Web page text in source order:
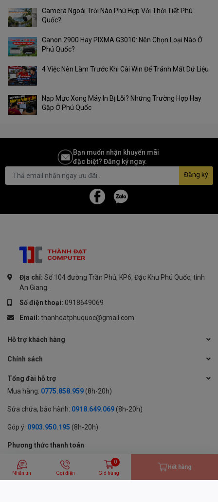
Camera Ngoài Trời Nào Phù Hợp Với Thời Tiết Phú
Quốc?
Canon 2900 Hay PIXMA G3010: Nên Chọn Loại Nào Ở
Phú Quốc?
4 Việc Nên Làm Trước Khi Cài Win Để Tránh Mất Dữ Liệu
Nạp Mực Xong Máy In Bị Lỗi? Những Trường Hợp Hay
Gặp Ở Phú Quốc
Bạn muốn nhận khuyến mãi
đặc biệt? Đăng ký ngay.
Đăng ký
Địa chỉ: Số 104 đường Trần Phú, KP6, Đặc Khu Phú Quốc, tỉnh
An Giang.
Số điện thoại: 0918649069
Email: thanhdatphuquoc@gmail.com
Hỗ trợ khách hàng
Chính sách
Tổng đài hỗ trợ
Mua hàng: 0775.858.959 (8h-20h)
Sửa chữa, bảo hành: 0918.649.069 (8h-20h)
Góp ý: 0903.950.195 (8h-20h)
Phương thức thanh toán
Nhắn tin Gọi điện
0
Giỏ hàng
Hết hàng